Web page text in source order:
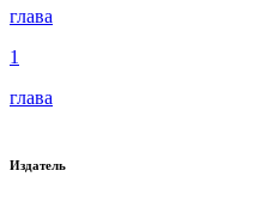
глава
1
глава
Издатель